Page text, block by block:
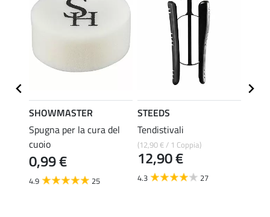
SHOWMASTER
Spugna per la cura del
cuoio
0,99 €
4.9 25
STEEDS
Tendistivali
(12,90 € / 1 Coppia)
12,90 €
4.3 27